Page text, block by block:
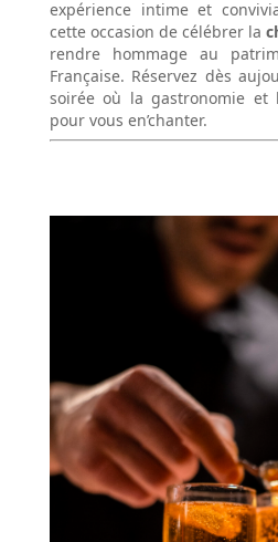
expérience intime et
cette occasion de célébrer la
rendre hommage au
Française. Réservez dès
soirée où la gastronomie et
pour vous en’chanter.